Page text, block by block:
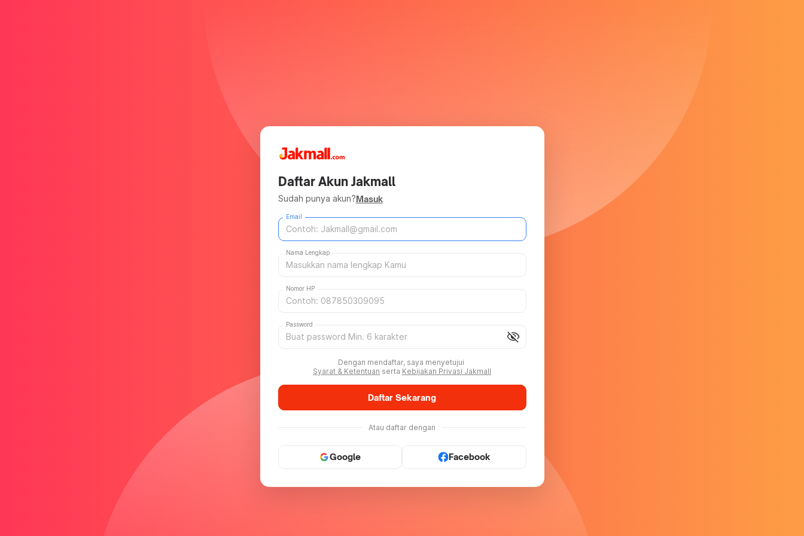
Daftar Akun Jakmall
Sudah punya akun?Masuk
Email
Nama Lengkap
Nomor HP
visibility_off
Password
Dengan mendaftar, saya menyetujui
Syarat & Ketentuan serta Kebijakan Privasi Jakmall
Daftar Sekarang
Atau daftar dengan
Google Facebook